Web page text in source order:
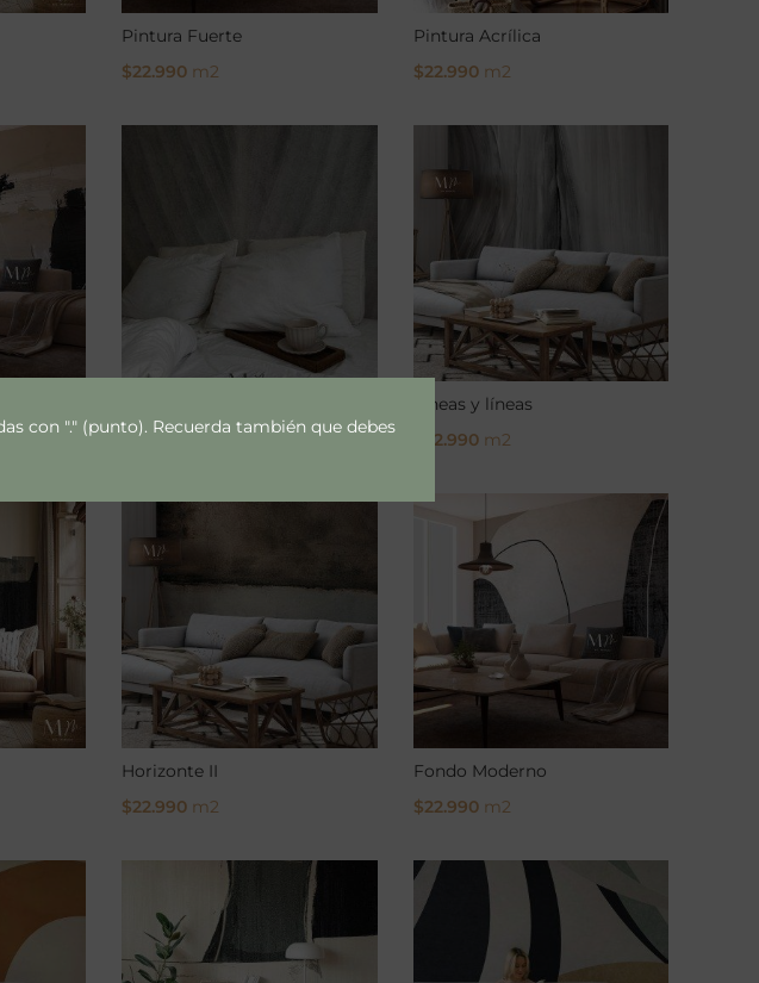
con "." (punto). Recuerda también que debes
Pintura Fuerte
$22.990 m2
Pintura Acrílica
$22.990m2
$22.990m2
Líneas y líneas
22.990m2
Horizonte II
$22.990 m2
Fondo Moderno
$22.990m2